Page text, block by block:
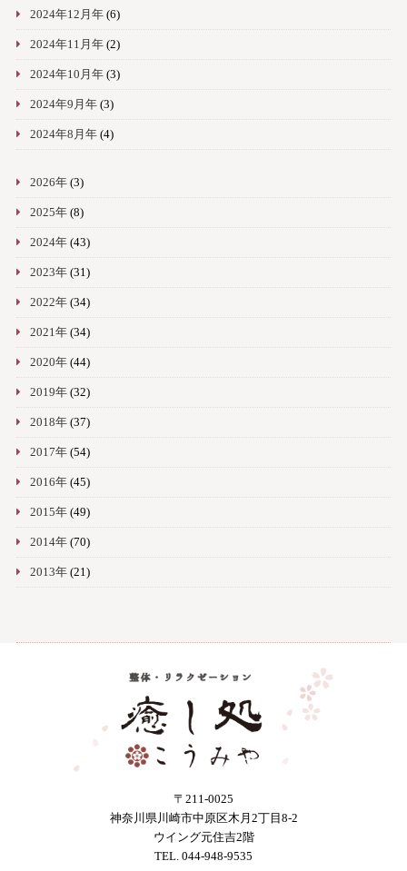
2024年12月年(6)
2024年11月年(2)
2024年10月年(3)
2024年9月年(3)
2024年8月年(4)
2026年(3)
2025年(8)
2024年(43)
2023年(31)
2022年(34)
2021年(34)
2020年(44)
2019年(32)
2018年(37)
2017年(54)
2016年(45)
2015年(49)
2014年(70)
2013年(21)
〒211-0025
神奈川県川崎市中原区木月2丁目8-2
ウイング元住吉2階
TEL. 044-948-9535